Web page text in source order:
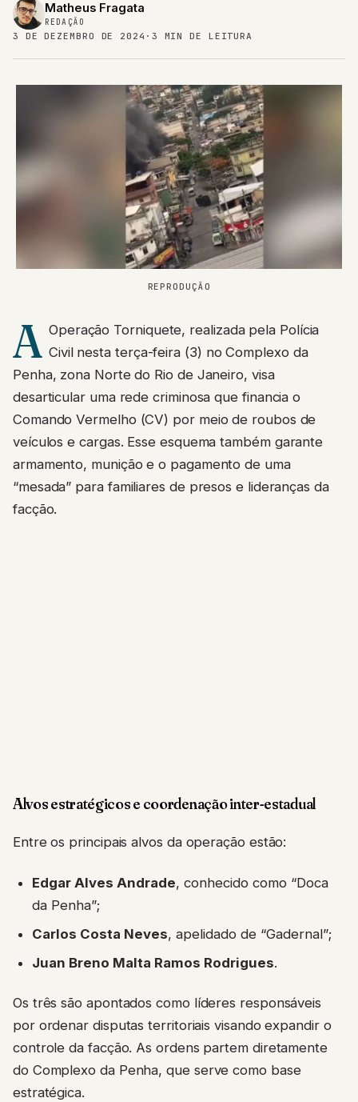
Matheus Fragata
REDAÇÃO
3 DE DEZEMBRO DE 2024 · 3 MIN DE LEITURA
REPRODUÇÃO
A Operação Torniquete, realizada pela Polícia
Civil nesta terça-feira (3) no Complexo da
Penha, zona Norte do Rio de Janeiro, visa
desarticular uma rede criminosa que financia o
Comando Vermelho (CV) por meio de roubos de
veículos e cargas. Esse esquema também garante
armamento, munição e o pagamento de uma
“mesada” para familiares de presos e lideranças da
facção.
Alvos estratégicos e coordenação inter-estadual
Entre os principais alvos da operação estão:
Edgar Alves Andrade, conhecido como “Doca
da Penha”;
Carlos Costa Neves, apelidado de “Gadernal”;
Juan Breno Malta Ramos Rodrigues.
Os três são apontados como líderes responsáveis
por ordenar disputas territoriais visando expandir o
controle da facção. As ordens partem diretamente
do Complexo da Penha, que serve como base
estratégica.